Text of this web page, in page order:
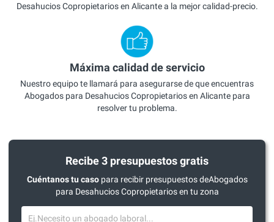
Desahucios Copropietarios en Alicante a la mejor calidad-precio.
Máxima calidad de servicio
Nuestro equipo te llamará para asegurarse de que encuentras
Abogados para Desahucios Copropietarios en Alicante para
resolver tu problema.
Recibe 3 presupuestos gratis
Cuéntanos tu casopara recibir presupuestos deAbogados
para Desahucios Copropietarios en tu zona